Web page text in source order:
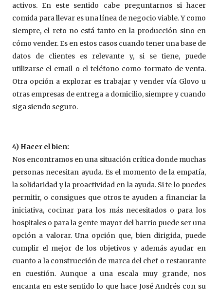
activos. En este sentido cabe preguntarnos si hacer
comida para llevar es una línea de negocio viable. Y como
siempre, el reto no está tanto en la producción sino en
cómo vender. Es en estos casos cuando tener una base de
datos de clientes es relevante y, si se tiene, puede
utilizarse el email o el teléfono como formato de venta.
Otra opción a explorar es trabajar y vender vía Glovo u
otras empresas de entrega a domicilio, siempre y cuando
siga siendo seguro.
4) Hacer el bien:
Nos encontramos en una situación crítica donde muchas
personas necesitan ayuda. Es el momento de la empatía,
la solidaridad y la proactividad en la ayuda. Si te lo puedes
permitir, o consigues que otros te ayuden a financiar la
iniciativa, cocinar para los más necesitados o para los
hospitales o para la gente mayor del barrio puede ser una
opción a valorar. Una opción que, bien dirigida, puede
cumplir el mejor de los objetivos y además ayudar en
cuanto a la construcción de marca del chef o restaurante
en cuestión. Aunque a una escala muy grande, nos
encanta en este sentido lo que hace José Andrés con su